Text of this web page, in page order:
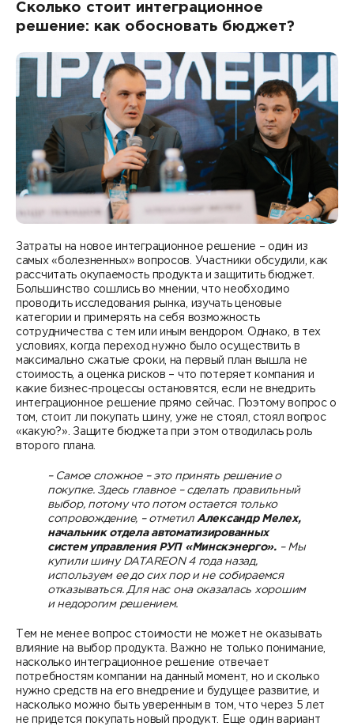
Сколько стоит интеграционное
решение: как обосновать бюджет?
Затраты на новое интеграционное решение – один из
самых «болезненных» вопросов. Участники обсудили, как
рассчитать окупаемость продукта и защитить бюджет.
Большинство сошлись во мнении, что необходимо
проводить исследования рынка, изучать ценовые
категории и примерять на себя возможность
сотрудничества с тем или иным вендором. Однако, в тех
условиях, когда переход нужно было осуществить в
максимально сжатые сроки, на первый план вышла не
стоимость, а оценка рисков – что потеряет компания и
какие бизнес-процессы остановятся, если не внедрить
интеграционное решение прямо сейчас. Поэтому вопрос о
том, стоит ли покупать шину, уже не стоял, стоял вопрос
«какую?». Защите бюджета при этом отводилась роль
второго плана.
– Самое сложное – это принять решение о
покупке. Здесь главное – сделать правильный
выбор, потому что потом остается только
сопровождение, – отметилАлександр Мелех,
начальник отдела автоматизированных
систем управления РУП «Минскэнерго». – Мы
купили шину DATAREON 4 года назад,
используем ее до сих пор и не собираемся
отказываться. Для нас она оказалась хорошим
и недорогим решением.
Тем не менее вопрос стоимости не может не оказывать
влияние на выбор продукта. Важно не только понимание,
насколько интеграционное решение отвечает
потребностям компании на данный момент, но и сколько
нужно средств на его внедрение и будущее развитие, и
насколько можно быть уверенным в том, что через 5 лет
не придется покупать новый продукт. Еще один вариант